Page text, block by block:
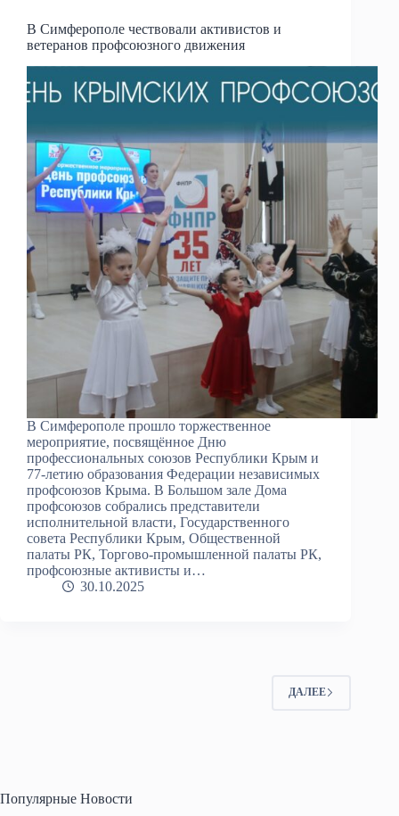
В Симферополе чествовали активистов и
ветеранов профсоюзного движения
В Симферополе прошло торжественное
мероприятие, посвящённое Дню
профессиональных союзов Республики Крым и
77-летию образования Федерации независимых
профсоюзов Крыма. В Большом зале Дома
профсоюзов собрались представители
исполнительной власти, Государственного
совета Республики Крым, Общественной
палаты РК, Торгово-промышленной палаты РК,
профсоюзные активисты и…
30.10.2025
ДАЛЕЕ
Популярные Новости